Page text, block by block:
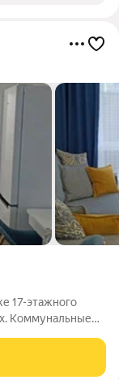
17-этажного
Коммунальные
детьми, без